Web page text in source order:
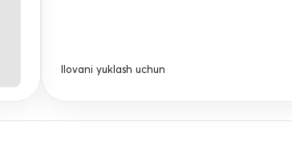
Ilovani yuklash uchun